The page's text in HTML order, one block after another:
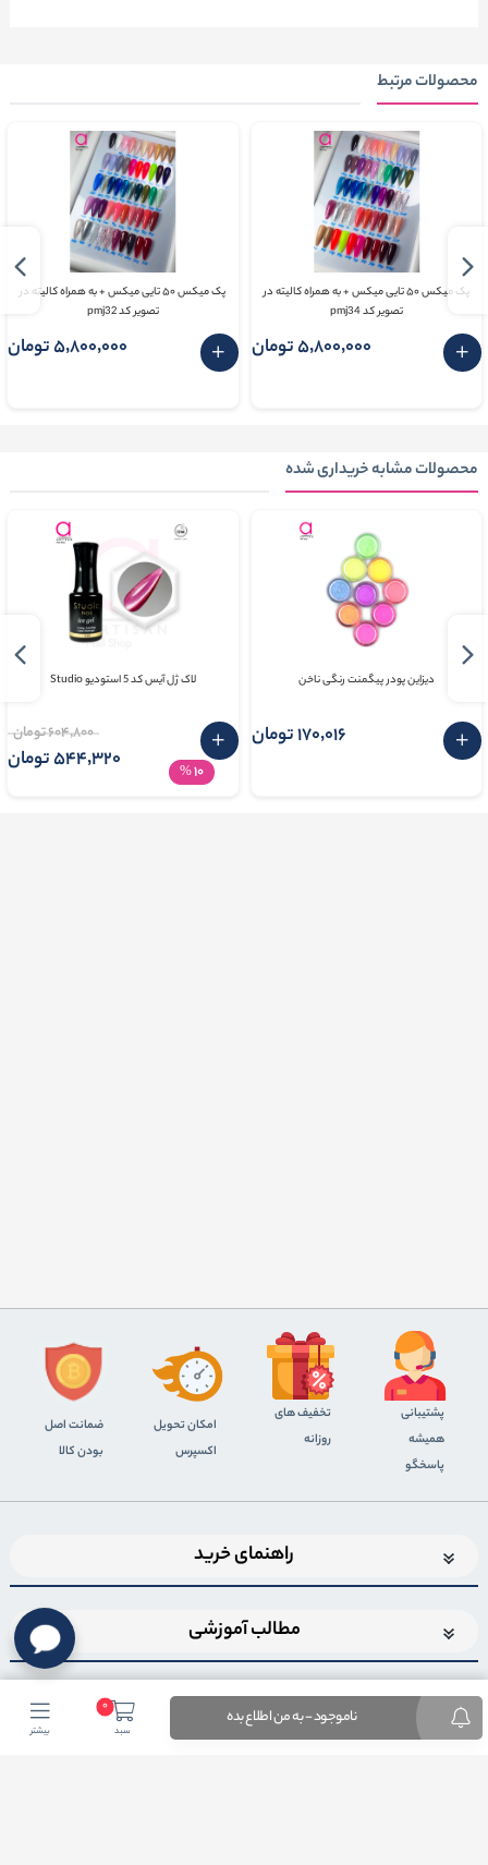
ناموجود - به من اطلاع بده
محصولات مرتبط
پک میکس ۵۰ تایی میکس + به همراه کالیته در
تصویر کد pmj34
5٬800٬000 تومان
پک میکس ۵۰ تایی میکس + به همراه کالیته در
تصویر کد pmj32
5٬800٬000 تومان
محصولات مشابه خریداری شده
دیزاین پودر پیگمنت رنگی ناخن
170٬016 تومان
لاک ژل آیس کد 5 استودیو Studio
10
%
604٬800 تومان
544٬320 تومان
0
سبد بیشتر
پشتیبانی
همیشه
پاسخگو
تخفیف های
روزانه
اﻣﮑﺎن ﺗﺤﻮﯾﻞ
اﮐﺴﭙﺮس
ضمانت اصل
بودن کالا
راهنمای خرید
مطالب آموزشی